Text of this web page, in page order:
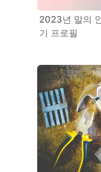
2023년 말의
기 프로필